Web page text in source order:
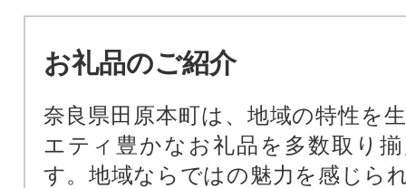
お礼品のご紹介
奈良県田原本町は、地域の特性を
エティ豊かなお礼品を多数取り
す。地域ならではの魅力を感じら